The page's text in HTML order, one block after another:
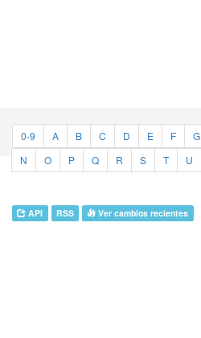
0-9 A B C D E F G
N
O P Q R S T U
API RSS Ver cambios recientes